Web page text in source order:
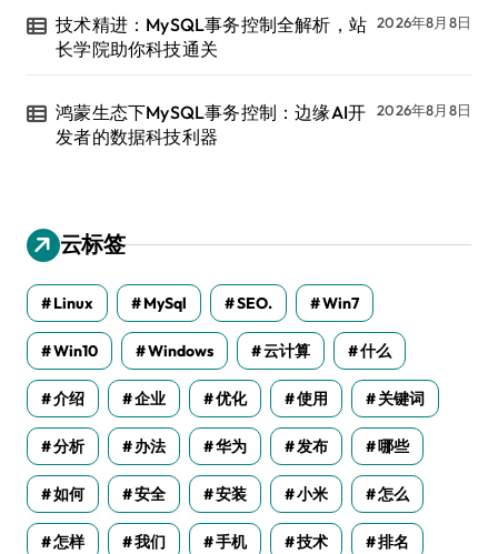
技术精进：MySQL事务控制全解析，站
长学院助你科技通关
2026年8月8日
鸿蒙生态下MySQL事务控制：边缘AI开
发者的数据科技利器
2026年8月8日
云标签
Linux MySql SEO. Win7
Win10 Windows 云计算 什么
介绍 企业 优化 使用 关键词
分析 办法 华为 发布 哪些
如何 安全 安装 小米 怎么
怎样 我们 手机 技术 排名